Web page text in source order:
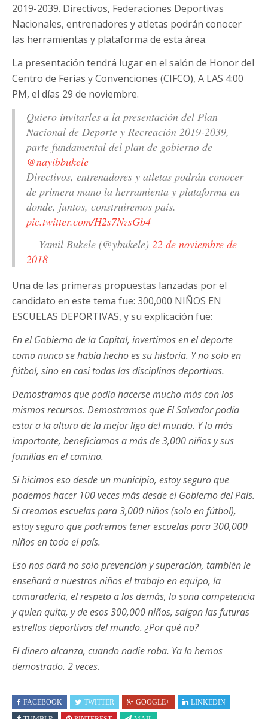
2019-2039. Directivos, Federaciones Deportivas
Nacionales, entrenadores y atletas podrán conocer
las herramientas y plataforma de esta área.
La presentación tendrá lugar en el salón de Honor del
Centro de Ferias y Convenciones (CIFCO), A LAS 4:00
PM, el días 29 de noviembre.
Quiero invitarles a la presentación del Plan
Nacional de Deporte y Recreación 2019-2039,
parte fundamental del plan de gobierno de
@nayibbukele
Directivos, entrenadores y atletas podrán conocer
de primera mano la herramienta y plataforma en
donde, juntos, construiremos país.
pic.twitter.com/H2s7NzsGb4
— Yamil Bukele (@ybukele) 22 de noviembre de
2018
Una de las primeras propuestas lanzadas por el
candidato en este tema fue: 300,000 NIÑOS EN
ESCUELAS DEPORTIVAS, y su explicación fue:
En el Gobierno de la Capital, invertimos en el deporte
como nunca se había hecho es su historia. Y no solo en
fútbol, sino en casi todas las disciplinas deportivas.
Demostramos que podía hacerse mucho más con los
mismos recursos. Demostramos que El Salvador podía
estar a la altura de la mejor liga del mundo. Y lo más
importante, beneficiamos a más de 3,000 niños y sus
familias en el camino.
Si hicimos eso desde un municipio, estoy seguro que
podemos hacer 100 veces más desde el Gobierno del País.
Si creamos escuelas para 3,000 niños (solo en fútbol),
estoy seguro que podremos tener escuelas para 300,000
niños en todo el país.
Eso nos dará no solo prevención y superación, también le
enseñará a nuestros niños el trabajo en equipo, la
camaradería, el respeto a los demás, la sana competencia
y quien quita, y de esos 300,000 niños, salgan las futuras
estrellas deportivas del mundo. ¿Por qué no?
El dinero alcanza, cuando nadie roba. Ya lo hemos
demostrado. 2 veces.
FACEBOOK TWITTER GOOGLE+
LINKEDIN